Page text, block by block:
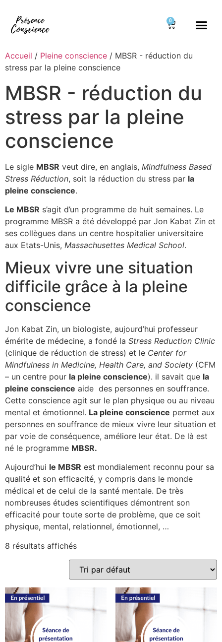
0
Accueil / Pleine conscience / MBSR - réduction du
stress par la pleine conscience
MBSR - réduction du
stress par la pleine
conscience
Le sigle MBSR veut dire, en anglais, Mindfulness Based
Stress Réduction, soit la réduction du stress par la
pleine conscience.
Le MBSR s’agit d’un programme de huit semaines. Le
programme MBSR a été développé par Jon Kabat Zin et
ses collègues dans un centre hospitalier universitaire
aux Etats-Unis, Massachusettes Medical School.
Mieux vivre une situation
difficile grâce à la pleine
conscience
Jon Kabat Zin, un biologiste, aujourd’hui professeur
émérite de médecine, a fondé la Stress Reduction Clinic
(clinique de réduction de stress) et le Center for
Mindfulness in Medicine, Health Care, and Society (CFM
– un centre pour la pleine conscience). il savait que la
pleine conscience aide des personnes en souffrance.
Cette conscience agit sur le plan physique ou au niveau
mental et émotionnel. La pleine conscience permet aux
personnes en souffrance de mieux vivre leur situation et
par voie de conséquence, améliore leur état. De là est
né le programme MBSR.
Aujourd’hui le MBSR est mondialement reconnu pour sa
qualité et son efficacité, y compris dans le monde
médical et de celui de la santé mentale. De très
nombreuses études scientifiques démontrent son
efficacité pour toute sorte de problème, que ce soit
physique, mental, relationnel, émotionnel, …
8 résultats affichés